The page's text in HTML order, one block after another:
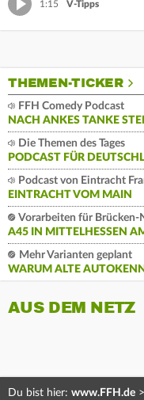
1:15 V-Tipps
THEMEN-TICKER
FFH Comedy Podcast
NACH ANKES TANKE
Die Themen des Tages
PODCAST FÜR
Podcast von Eintracht
EINTRACHT VOM MAIN
Vorarbeiten für Brücken-
A45 IN MITTELHESSEN
Mehr Varianten geplant
WARUM ALTE
AUS DEM NETZ
Du bist hier: www.FFH.de